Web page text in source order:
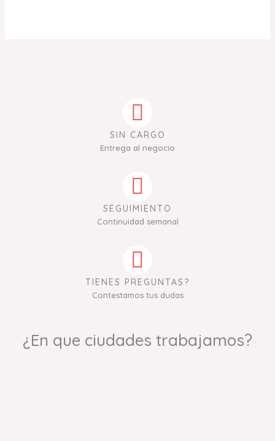
SIN CARGO
Entrega al negocio
SEGUIMIENTO
Continuidad semanal
TIENES PREGUNTAS?
Contestamos tus dudas
¿En que ciudades trabajamos?